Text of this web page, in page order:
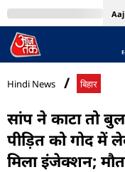
MumbaiTak
Hindi News बिहार
सांप ने काटा तो
पीड़ित को गोद में
मिला इंजेक्शन; मौत